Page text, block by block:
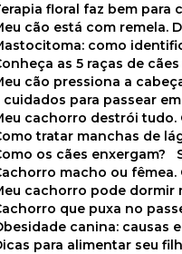
Terapia floral faz bem para
Meu cão está com remela.
Mastocitoma: como
Conheça as 5 raças de
Meu cão pressiona a
5 cuidados para passear
Meu cachorro destrói tudo.
Como tratar manchas de
Como os cães enxergam?
Cachorro macho ou
Meu cachorro pode
Cachorro que puxa no
Obesidade canina: causas
Dicas para alimentar seu